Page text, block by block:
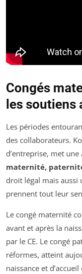
Congés
les soutiens
Les périodes
des collaborateurs.
d’entreprise, met
maternité,
droit légal mais aussi
prennent tout leur
Le congé maternité
avant et après la
par le CE. Le congé
réformes, atteint
naissance et